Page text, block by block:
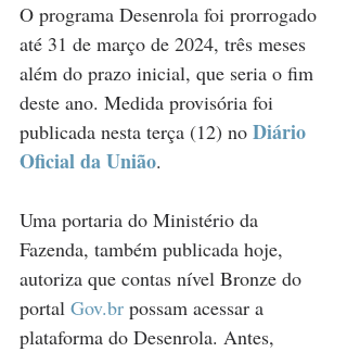
O programa Desenrola foi prorrogado
até 31 de março de 2024, três meses
além do prazo inicial, que seria o fim
deste ano. Medida provisória foi
publicada nesta terça (12) no Diário
Oficial da União.
Uma portaria do Ministério da
Fazenda, também publicada hoje,
autoriza que contas nível Bronze do
portal Gov.br possam acessar a
plataforma do Desenrola. Antes,